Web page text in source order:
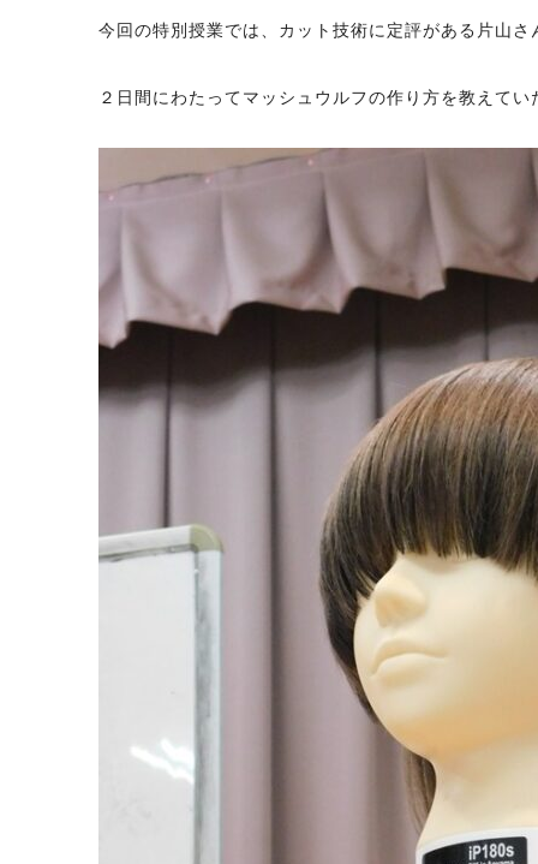
今回の特別授業では、カット技術に定評がある片山さ
２日間にわたってマッシュウルフの作り方を教えてい